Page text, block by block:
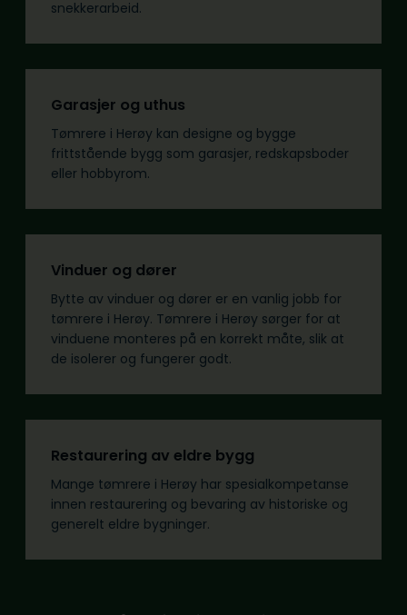
snekkerarbeid.
Garasjer og uthus
Tømrere i Herøy kan designe og bygge
frittstående bygg som garasjer, redskapsboder
eller hobbyrom.
Vinduer og dører
Bytte av vinduer og dører er en vanlig jobb for
tømrere i Herøy. Tømrere i Herøy sørger for at
vinduene monteres på en korrekt måte, slik at
de isolerer og fungerer godt.
Restaurering av eldre bygg
Mange tømrere i Herøy har spesialkompetanse
innen restaurering og bevaring av historiske og
generelt eldre bygninger.